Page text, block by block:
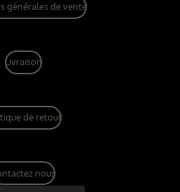
générales de vente
Livraison
de retour
nous